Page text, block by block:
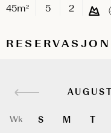
45m² 5 2
AUGUST
Wk S M T